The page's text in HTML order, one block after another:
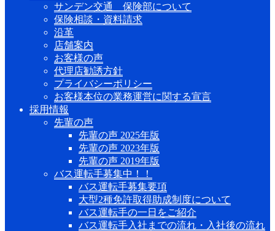
サンデン交通 保険部について
保険相談・資料請求
沿革
店舗案内
お客様の声
代理店勧誘方針
プライバシーポリシー
お客様本位の業務運営に関する宣言
採用情報
先輩の声
先輩の声 2025年版
先輩の声 2023年版
先輩の声 2019年版
バス運転手募集中！！
バス運転手募集要項
大型2種免許取得助成制度について
バス運転手の一日をご紹介
バス運転手入社までの流れ・入社後の流れ